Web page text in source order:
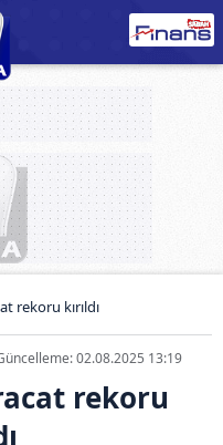
rekoru kırıldı
02.08.2025 13:19
rekoru